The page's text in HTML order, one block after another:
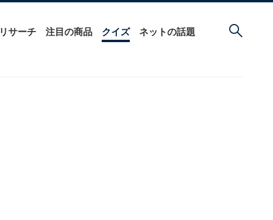
リサーチ 注目の商品 クイズ ネットの話題